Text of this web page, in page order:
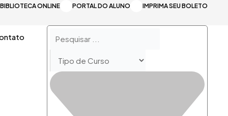
IMPRIMA SEU BOLETO
PORTAL DO ALUNO
BIBLIOTECA ONLINE
...